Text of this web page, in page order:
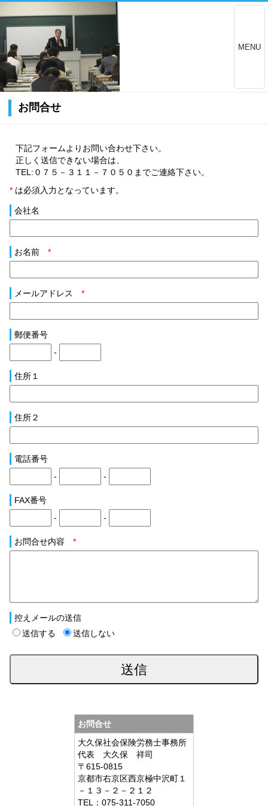
MENU
お問合せ
下記フォームよりお問い合わせ下さい。
正しく送信できない場合は、
TEL:０７５－３１１－７０５０までご連絡下さい。
* は必須入力となっています。
会社名
お名前 *
メールアドレス *
郵便番号
-
住所１
住所２
電話番号
-
-
FAX番号
-
-
お問合せ内容 *
控えメールの送信
送信する
送信しない
お問合せ
大久保社会保険労務士事務所
代表 大久保 祥司
〒615-0815
京都市右京区西京極中沢町１
－１３－２－２１２
TEL：075-311-7050